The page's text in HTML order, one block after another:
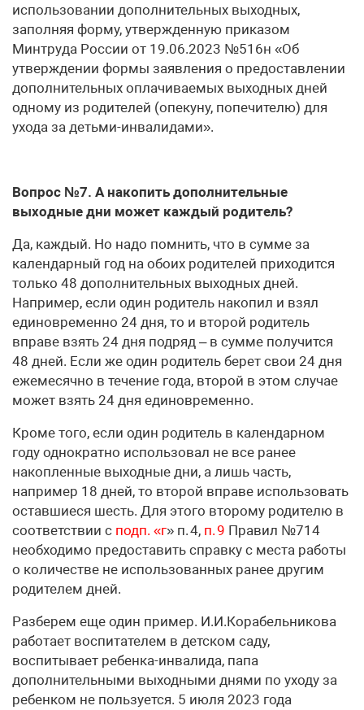
использовании дополнительных выходных,
заполняя форму, утвержденную приказом
Минтруда России от 19.06.2023 №516н «Об
утверждении формы заявления о предоставлении
дополнительных оплачиваемых выходных дней
одному из родителей (опекуну, попечителю) для
ухода за детьми-инвалидами».
Вопрос №7. А накопить дополнительные
выходные дни может каждый родитель?
Да, каждый. Но надо помнить, что в сумме за
календарный год на обоих родителей приходится
только 48 дополнительных выходных дней.
Например, если один родитель накопил и взял
едино­временно 24 дня, то и второй родитель
вправе взять 24 дня подряд – в сумме получится
48 дней. Если же один родитель берет свои 24 дня
ежемесячно в течение года, второй в этом случае
может взять 24 дня единовременно.
Кроме того, если один родитель в календарном
году однократно использовал не все ранее
накопленные выходные дни, а лишь часть,
например 18 дней, то второй вправе использовать
оставшиеся шесть. Для этого второму родителю в
соответствии с подп. «г» п. 4, п. 9 Правил №714
необходимо предоставить справку с места работы
о количестве не использованных ранее другим
родителем дней.
Разберем еще один пример. И.И.Корабельникова
работает воспитателем в детском саду,
воспитывает ребенка-инвалида, папа
дополнительными выходными днями по уходу за
ребенком не пользуется. 5 июля 2023 года